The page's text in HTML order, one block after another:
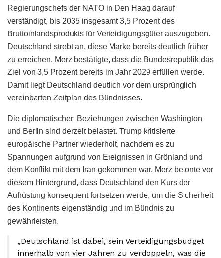
Regierungschefs der NATO in Den Haag darauf
verständigt, bis 2035 insgesamt 3,5 Prozent des
Bruttoinlandsprodukts für Verteidigungsgüter auszugeben.
Deutschland strebt an, diese Marke bereits deutlich früher
zu erreichen. Merz bestätigte, dass die Bundesrepublik das
Ziel von 3,5 Prozent bereits im Jahr 2029 erfüllen werde.
Damit liegt Deutschland deutlich vor dem ursprünglich
vereinbarten Zeitplan des Bündnisses.
Die diplomatischen Beziehungen zwischen Washington
und Berlin sind derzeit belastet. Trump kritisierte
europäische Partner wiederholt, nachdem es zu
Spannungen aufgrund von Ereignissen in Grönland und
dem Konflikt mit dem Iran gekommen war. Merz betonte vor
diesem Hintergrund, dass Deutschland den Kurs der
Aufrüstung konsequent fortsetzen werde, um die Sicherheit
des Kontinents eigenständig und im Bündnis zu
gewährleisten.
„Deutschland ist dabei, sein Verteidigungsbudget
innerhalb von vier Jahren zu verdoppeln, was die